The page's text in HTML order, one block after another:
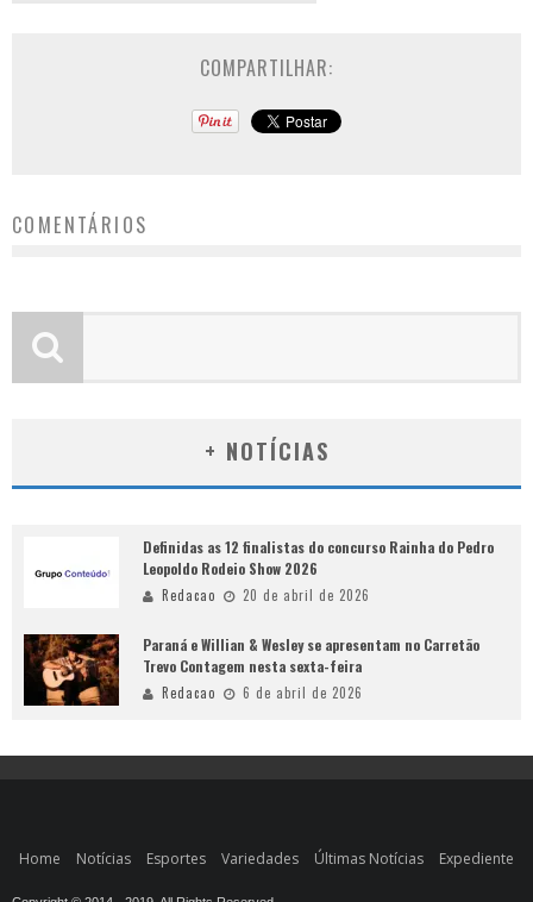
COMPARTILHAR:
COMENTÁRIOS
+ NOTÍCIAS
Definidas as 12 finalistas do concurso Rainha do Pedro
Leopoldo Rodeio Show 2026
Redacao 20 de abril de 2026
Paraná e Willian & Wesley se apresentam no Carretão
Trevo Contagem nesta sexta-feira
Redacao 6 de abril de 2026
Home Notícias Esportes Variedades Últimas Notícias Expediente